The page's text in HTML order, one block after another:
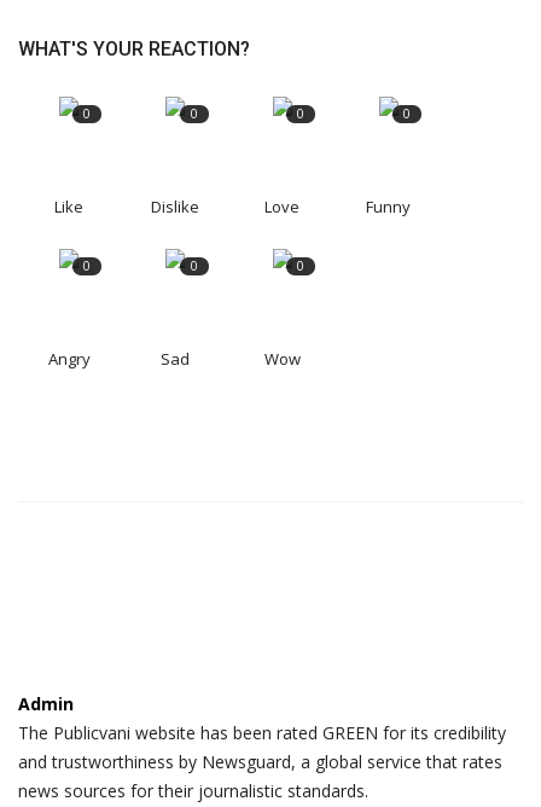
WHAT'S YOUR REACTION?
0
Like
0
Dislike
0
Love
0
Funny
0
Angry
0
Sad
0
Wow
Admin
The Publicvani website has been rated GREEN for its credibility
and trustworthiness by Newsguard, a global service that rates
news sources for their journalistic standards.